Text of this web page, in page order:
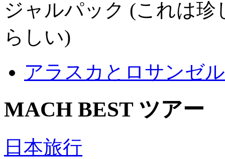
ジャルパック (これは
らしい)
アラスカとロサンゼ
MACH BEST ツアー
日本旅行